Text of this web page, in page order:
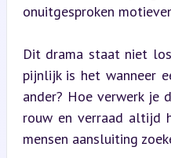
onuitgesproken
Dit drama staat niet
pijnlijk is het wanneer
ander? Hoe verwerk je
rouw en verraad altijd
mensen aansluiting